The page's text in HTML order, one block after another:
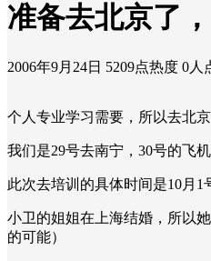
准备去北京了
2006年9月24日 5209点热度 0人
个人专业学习需要，所以去北
我们是29号去南宁，30号的飞
此次去培训的具体时间是10月
小卫的姐姐在上海结婚，所以
的可能）